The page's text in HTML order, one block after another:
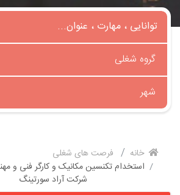
گروه شغلی
شهر
خانه
فرصت های شغلی
استخدام تکنسین مکانیک و کارگر فنی و
شرکت آراد سورتینگ